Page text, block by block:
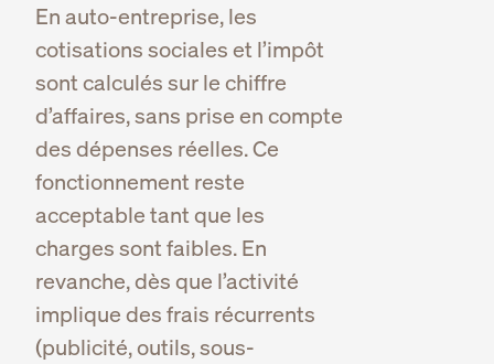
En auto-entreprise, les
cotisations sociales et l’impôt
sont calculés sur le chiffre
d’affaires, sans prise en compte
des dépenses réelles. Ce
fonctionnement reste
acceptable tant que les
charges sont faibles. En
revanche, dès que l’activité
implique des frais récurrents
(publicité, outils, sous-